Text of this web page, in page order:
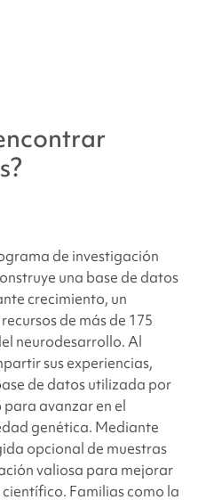
de investigación
una base de datos
crecimiento, un
de más de 175
neurodesarrollo. Al
sus experiencias,
de datos utilizada por
avanzar en el
genética. Mediante
opcional de muestras
valiosa para mejorar
Familias como la